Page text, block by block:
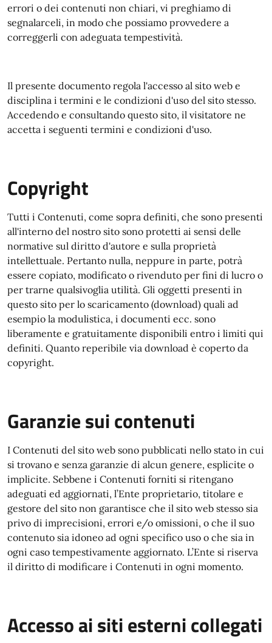
errori o dei contenuti non chiari, vi preghiamo di
segnalarceli, in modo che possiamo provvedere a
correggerli con adeguata tempestività.
Il presente documento regola l'accesso al sito web e
disciplina i termini e le condizioni d'uso del sito stesso.
Accedendo e consultando questo sito, il visitatore ne
accetta i seguenti termini e condizioni d'uso.
Copyright
Tutti i Contenuti, come sopra definiti, che sono presenti
all'interno del nostro sito sono protetti ai sensi delle
normative sul diritto d'autore e sulla proprietà
intellettuale. Pertanto nulla, neppure in parte, potrà
essere copiato, modificato o rivenduto per fini di lucro o
per trarne qualsivoglia utilità. Gli oggetti presenti in
questo sito per lo scaricamento (download) quali ad
esempio la modulistica, i documenti ecc. sono
liberamente e gratuitamente disponibili entro i limiti qui
definiti. Quanto reperibile via download è coperto da
copyright.
Garanzie sui contenuti
I Contenuti del sito web sono pubblicati nello stato in cui
si trovano e senza garanzie di alcun genere, esplicite o
implicite. Sebbene i Contenuti forniti si ritengano
adeguati ed aggiornati, l’Ente proprietario, titolare e
gestore del sito non garantisce che il sito web stesso sia
privo di imprecisioni, errori e/o omissioni, o che il suo
contenuto sia idoneo ad ogni specifico uso o che sia in
ogni caso tempestivamente aggiornato. L’Ente si riserva
il diritto di modificare i Contenuti in ogni momento.
Accesso ai siti esterni collegati